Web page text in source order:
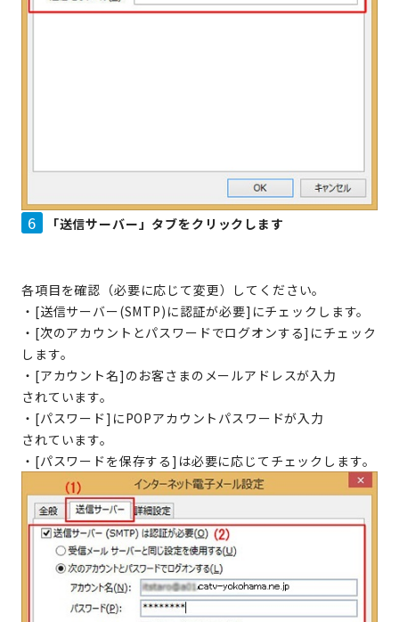
6 「送信サーバー」タブをクリックします
各項目を確認（必要に応じて変更）してください。
・[送信サーバー(SMTP)に認証が必要]にチェックします。
・[次のアカウントとパスワードでログオンする]にチェック
します。
・[アカウント名]のお客さまのメールアドレスが入力
されています。
・[パスワード]にPOPアカウントパスワードが入力
されています。
・[パスワードを保存する]は必要に応じてチェックします。